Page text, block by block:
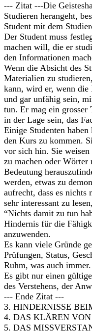
--- Zitat ---Die
Studieren herangeht,
Student mit dem
Der Student muss
machen will, die er
den Informationen
Wenn die Absicht des
Materialien zu
kann, wird er, wenn
und gar unfähig sein,
tun. Er mag ein
in der Lage sein, das
Einige Studenten
den Kurs zu kommen.
vor sich hin. Sie
zu machen oder Wörter
Bedeutung
werden, etwas zu
aufrecht, dass es nichts
sehr interessant zu
“Nichts damit zu tun
Hindernis für die
anzuwenden.
Es kann viele Gründe
Prüfungen, Status,
Ruhm, was auch immer.
Es gibt nur einen
des Verstehens, der
--- Ende Zitat ---
3. HINDERNISSE
4. DAS KLÄREN
5. DAS